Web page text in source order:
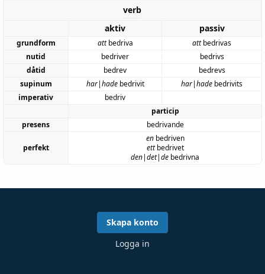
verb
aktiv
passiv
grundform attbedriva attbedrivas
nutid
bedriver
bedrivs
dåtid
bedrev
bedrevs
supinum
har|hadebedrivit har|hade bedrivits
imperativ
bedriv
particip
presens
bedrivande
perfekt
enbedriven
ettbedrivet
den|det|de bedrivna
Skapa konto
Logga in